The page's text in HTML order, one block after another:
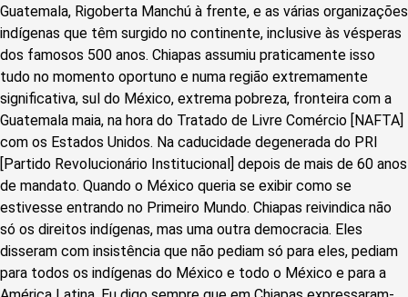
Guatemala, Rigoberta Manchú à frente, e as várias organizações
indígenas que têm surgido no continente, inclusive às vésperas
dos famosos 500 anos. Chiapas assumiu praticamente isso
tudo no momento oportuno e numa região extremamente
significativa, sul do México, extrema pobreza, fronteira com a
Guatemala maia, na hora do Tratado de Livre Comércio [NAFTA]
com os Estados Unidos. Na caducidade degenerada do PRI
[Partido Revolucionário Institucional] depois de mais de 60 anos
de mandato. Quando o México queria se exibir como se
estivesse entrando no Primeiro Mundo. Chiapas reivindica não
só os direitos indígenas, mas uma outra democracia. Eles
disseram com insistência que não pediam só para eles, pediam
para todos os indígenas do México e todo o México e para a